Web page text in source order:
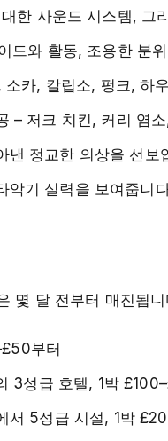
한 사운드 시스템,
드와 활동, 조용한 분위
소카, 칼립소, 펑크, 하
– 저크 치킨, 커리 염
낸 정교한 의상을 선보
악기 실력을 보여줍니
몇 달 전부터 매진됩니
부터
3성급 호텔, 1박
서 5성급 시설, 1박